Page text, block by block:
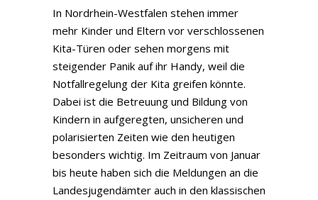
In Nordrhein-Westfalen stehen immer
mehr Kinder und Eltern vor verschlossenen
Kita-Türen oder sehen morgens mit
steigender Panik auf ihr Handy, weil die
Notfallregelung der Kita greifen könnte.
Dabei ist die Betreuung und Bildung von
Kindern in aufgeregten, unsicheren und
polarisierten Zeiten wie den heutigen
besonders wichtig. Im Zeitraum von Januar
bis heute haben sich die Meldungen an die
Landesjugendämter auch in den klassischen